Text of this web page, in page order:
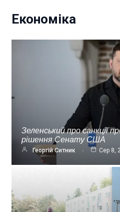
Економіка
Зеленський про санкції
рішення Сенату США
Георгій Ситник Сер 8,